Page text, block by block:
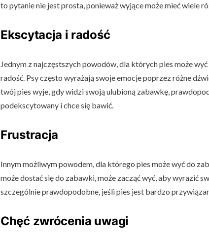
to pytanie nie jest prosta, ponieważ wyjące może mieć wiele
Ekscytacja i radość
Jednym z najczęstszych powodów, dla których pies może
radość. Psy często wyrażają swoje emocje poprzez różne
twój pies wyje, gdy widzi swoją ulubioną zabawkę,
podekscytowany i chce się bawić.
Frustracja
Innym możliwym powodem, dla którego pies może wyć do
może dostać się do zabawki, może zacząć wyć, aby wyrazić
szczególnie prawdopodobne, jeśli pies jest bardzo
Chęć zwrócenia uwagi